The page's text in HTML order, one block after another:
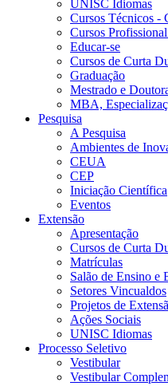
UNISC Idiomas
Cursos Técnicos -
Cursos
Educar-se
Cursos de Curta
Graduação
Mestrado e
MBA,
Pesquisa
A Pesquisa
Ambientes de
CEUA
CEP
Iniciação Científica
Eventos
Extensão
Apresentação
Cursos de Curta
Matrículas
Salão de Ensino e
Setores Vincualdos
Projetos de
Ações Sociais
UNISC Idiomas
Processo Seletivo
Vestibular
Vestibular